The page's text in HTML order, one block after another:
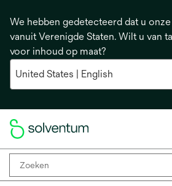
We hebben gedetecteerd dat u
vanuit Verenigde Staten. Wilt u van
voor inhoud op maat?